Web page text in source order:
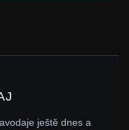
ještě dnes a